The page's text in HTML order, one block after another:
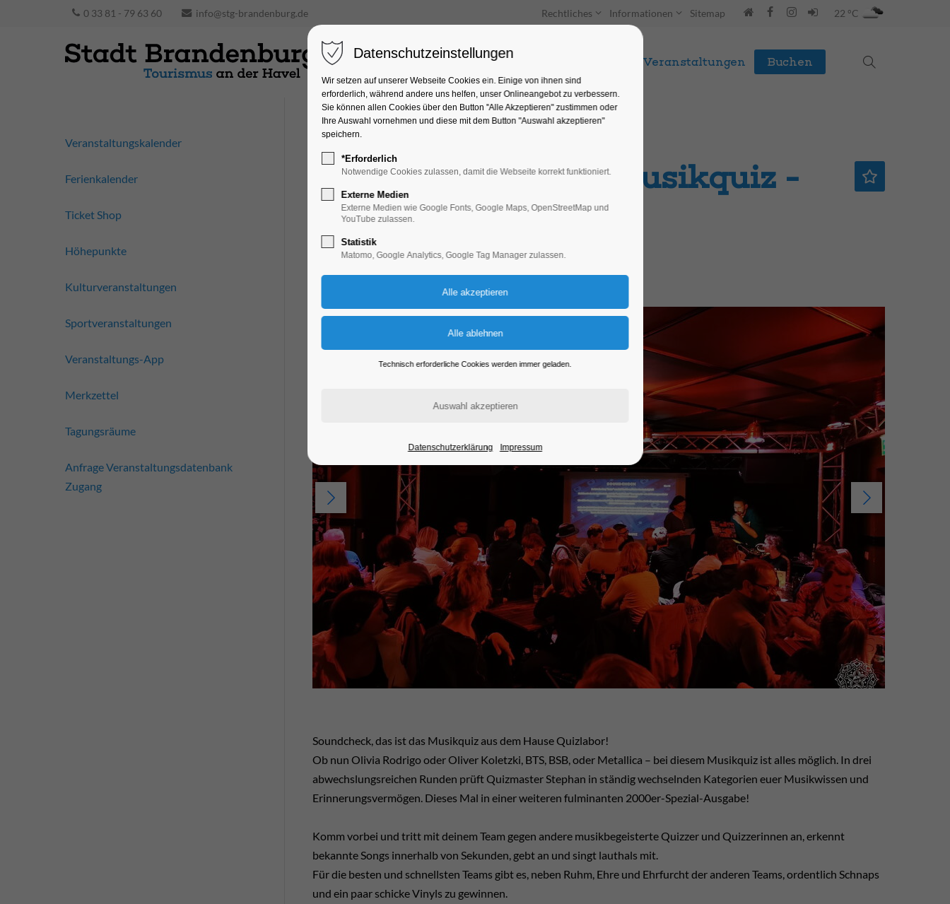
0 33 81 - 79 63 60 info@stg-brandenburg.de Rechtliches Informationen Sitemap 22 °C
Unterkünfte Entdecken & Erleben Veranstaltungen Buchen
Soundcheck - das Musikquiz -
2000er Mix
Mitmach-Aktion
27.02.2026, 18:30
Soundcheck, das ist das Musikquiz aus dem Hause Quizlabor!
Ob nun Olivia Rodrigo oder Oliver Koletzki, BTS, BSB, oder Metallica – bei diesem Musikquiz ist alles möglich. In drei
abwechslungsreichen Runden prüft Quizmaster Stephan in ständig wechselnden Kategorien euer Musikwissen und
Erinnerungsvermögen. Dieses Mal in einer weiteren fulminanten 2000er-Spezial-Ausgabe!
Komm vorbei und tritt mit deinem Team gegen andere musikbegeisterte Quizzer und Quizzerinnen an, erkennt
bekannte Songs innerhalb von Sekunden, gebt an und singt lauthals mit.
Für die besten und schnellsten Teams gibt es, neben Ruhm, Ehre und Ehrfurcht der anderen Teams, ordentlich Schnaps
und ein paar schicke Vinyls zu gewinnen.
Veranstaltungskalender
Ferienkalender
Ticket Shop
Höhepunkte
Kulturveranstaltungen
Sportveranstaltungen
Veranstaltungs-App
Merkzettel
Tagungsräume
Anfrage Veranstaltungsdatenbank
Zugang
Datenschutzeinstellungen
Wir setzen auf unserer Webseite Cookies ein. Einige von ihnen sind
erforderlich, während andere uns helfen, unser Onlineangebot zu verbessern.
Sie können allen Cookies über den Button "Alle Akzeptieren" zustimmen oder
Ihre Auswahl vornehmen und diese mit dem Button "Auswahl akzeptieren"
speichern.
*Erforderlich
Notwendige Cookies zulassen, damit die Webseite korrekt funktioniert.
Externe Medien
Externe Medien wie Google Fonts, Google Maps, OpenStreetMap und
YouTube zulassen.
Statistik
Matomo, Google Analytics, Google Tag Manager zulassen.
Technisch erforderliche Cookies werden immer geladen.
Datenschutzerklärung Impressum